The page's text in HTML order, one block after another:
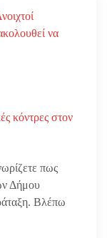
να
κόντρες στον
πως
Δήμου
Βλέπω